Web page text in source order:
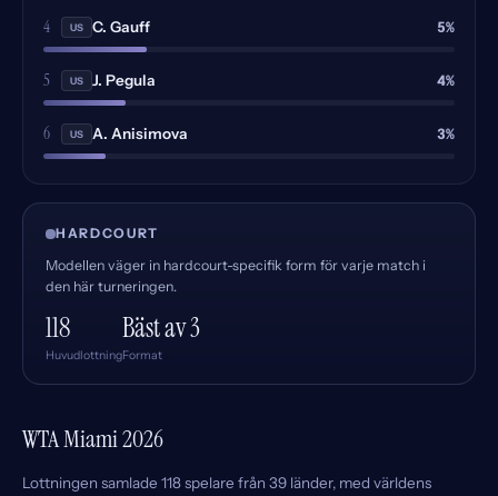
4 US C. Gauff 5%
5 US J. Pegula 4%
6 US A. Anisimova 3%
HARDCOURT
Modellen väger in hardcourt-specifik form för varje match i
den här turneringen.
118
Huvudlottning
Bäst av 3
Format
WTA Miami 2026
Lottningen samlade 118 spelare från 39 länder, med världens